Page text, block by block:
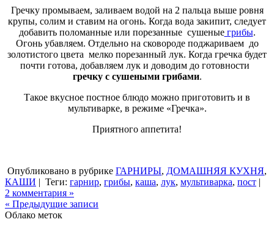
Гречку промываем, заливаем водой на 2 пальца выше ровня
крупы, солим и ставим на огонь. Когда вода закипит, следует
добавить поломанные или порезанные сушеныегрибы.
Огонь убавляем. Отдельно на сковороде поджариваем до
золотистого цвета мелко порезанный лук. Когда гречка будет
почти готова, добавляем лук и доводим до готовности
гречку с сушеными грибами.
Такое вкусное постное блюдо можно приготовить и в
мультиварке, в режиме «Гречка».
Приятного аппетита!
Опубликовано в рубрике ГАРНИРЫ, ДОМАШНЯЯ КУХНЯ,
КАШИ | Теги: гарнир, грибы, каша, лук, мультиварка, пост |
2 комментария »
« Предыдущие записи
Облако меток